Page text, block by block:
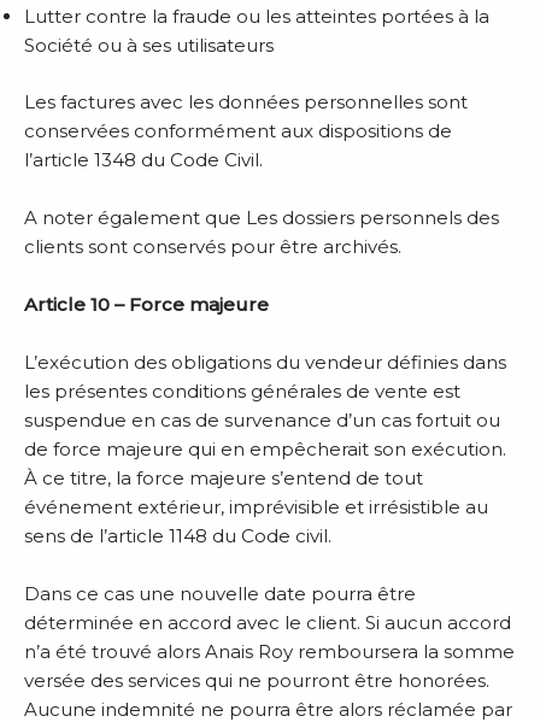
Lutter contre la fraude ou les atteintes portées à la
Société ou à ses utilisateurs
Les factures avec les données personnelles sont
conservées conformément aux dispositions de
l’article 1348 du Code Civil.
A noter également que Les dossiers personnels des
clients sont conservés pour être archivés.
Article 10 – Force majeure
L’exécution des obligations du vendeur définies dans
les présentes conditions générales de vente est
suspendue en cas de survenance d’un cas fortuit ou
de force majeure qui en empêcherait son exécution.
À ce titre, la force majeure s’entend de tout
événement extérieur, imprévisible et irrésistible au
sens de l’article 1148 du Code civil.
Dans ce cas une nouvelle date pourra être
déterminée en accord avec le client. Si aucun accord
n’a été trouvé alors Anais Roy remboursera la somme
versée des services qui ne pourront être honorées.
Aucune indemnité ne pourra être alors réclamée par